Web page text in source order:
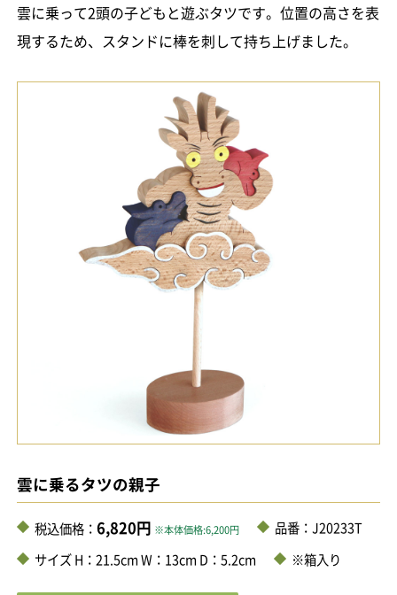
雲に乗って2頭の子どもと遊ぶタツです。位置の高さを表
現するため、スタンドに棒を刺して持ち上げました。
雲に乗るタツの親子
税込価格： 6,820円 ※本体価格:6,200円
品番：J20233T
サイズ H：21.5cm W：13cm D：5.2cm
※箱入り